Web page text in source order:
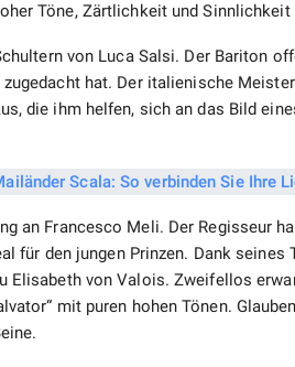
Töne, Zärtlichkeit und
von Luca Salsi. Der Bariton
zugedacht hat. Der italienische
die ihm helfen, sich an das Bild
an Francesco Meli. Der Regisseur
für den jungen Prinzen. Dank
Elisabeth von Valois. Zweifellos
mit puren hohen Tönen.